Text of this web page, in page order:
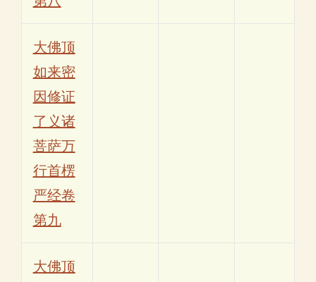
大佛顶
如来密
因修证
了义诸
菩萨万
行首楞
严经卷
第九
大佛顶